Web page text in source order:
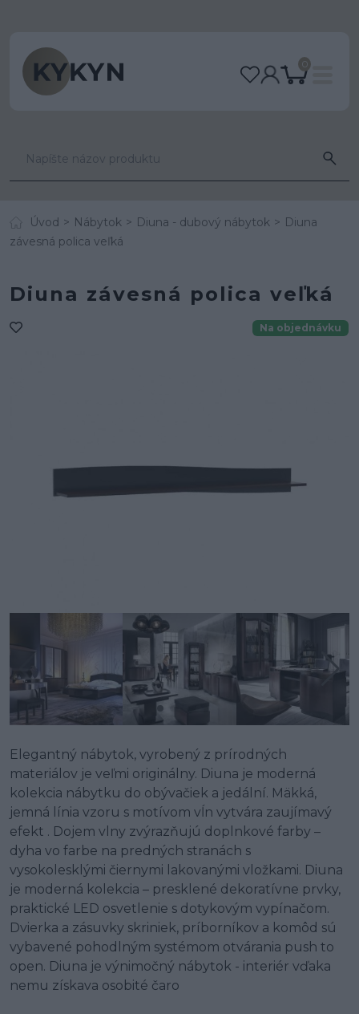
0
Úvod Nábytok Diuna - dubový nábytok
Diuna
závesná polica veľká
Diuna závesná polica veľká
Na objednávku
Elegantný nábytok, vyrobený z prírodných
materiálov je veľmi originálny. Diuna je moderná
kolekcia nábytku do obývačiek a jedální. Mäkká,
jemná línia vzoru s motívom vĺn vytvára zaujímavý
efekt . Dojem vlny zvýrazňujú doplnkové farby –
dyha vo farbe na predných stranách s
vysokolesklými čiernymi lakovanými vložkami. Diuna
je moderná kolekcia – presklené dekoratívne prvky,
praktické LED osvetlenie s dotykovým vypínačom.
Dvierka a zásuvky skriniek, príborníkov a komôd sú
vybavené pohodlným systémom otvárania push to
open. Diuna je výnimočný nábytok - interiér vďaka
nemu získava osobité čaro